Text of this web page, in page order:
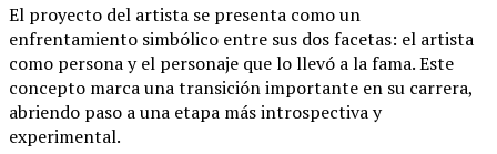
El proyecto del artista se presenta como un
enfrentamiento simbólico entre sus dos facetas: el artista
como persona y el personaje que lo llevó a la fama. Este
concepto marca una transición importante en su carrera,
abriendo paso a una etapa más introspectiva y
experimental.